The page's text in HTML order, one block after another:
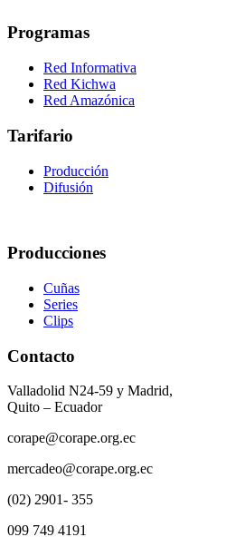
Programas
Red Informativa
Red Kichwa
Red Amazónica
Tarifario
Producción
Difusión
Producciones
Cuñas
Series
Clips
Contacto
Valladolid N24-59 y Madrid,
Quito – Ecuador
corape@corape.org.ec
mercadeo@corape.org.ec
(02) 2901- 355
099 749 4191